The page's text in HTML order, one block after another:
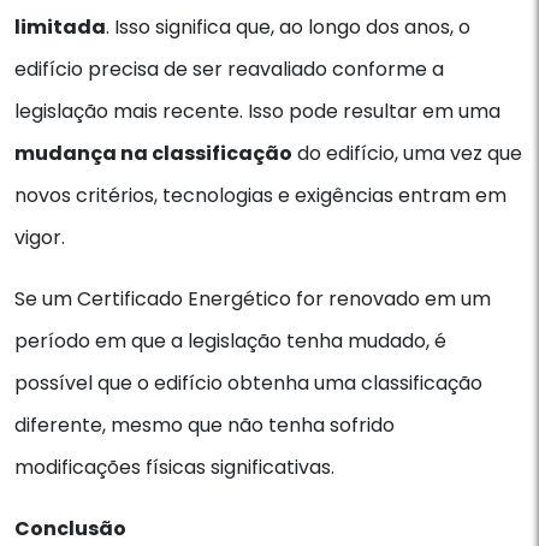
limitada. Isso significa que, ao longo dos anos, o
edifício precisa de ser reavaliado conforme a
legislação mais recente. Isso pode resultar em uma
mudança na classificação do edifício, uma vez que
novos critérios, tecnologias e exigências entram em
vigor.
Se um Certificado Energético for renovado em um
período em que a legislação tenha mudado, é
possível que o edifício obtenha uma classificação
diferente, mesmo que não tenha sofrido
modificações físicas significativas.
Conclusão